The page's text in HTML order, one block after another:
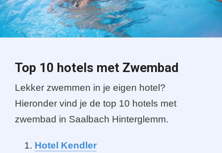
Top 10 hotels met Zwembad
Lekker zwemmen in je eigen hotel?
Hieronder vind je de top 10 hotels met
zwembad in Saalbach Hinterglemm.
Hotel Kendler